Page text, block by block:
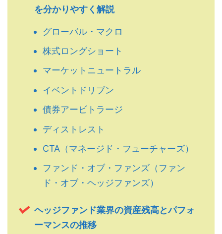
を分かりやすく解説
グローバル・マクロ
株式ロングショート
マーケットニュートラル
イベントドリブン
債券アービトラージ
ディストレスト
CTA（マネージド・フューチャーズ）
ファンド・オブ・ファンズ（ファン
ド・オブ・ヘッジファンズ）
ヘッジファンド業界の資産残高とパフォ
ーマンスの推移